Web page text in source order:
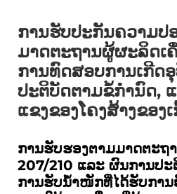
ການຮັບປະກັນຄວາມປ
ມາດຕະຖານຜູ້ຜະລິດເ
ການທົດສອບການເກີດ
ປະຕິບັດຕາມຂໍ້ກຳນົດ,
ແຂງຂອງໂຄງສ້າງຂອງ
ການຮັບຮອງຕາມມາດຕະຖ
207/210 ແລະ ຜົນການປະ
ການຮັບນ້ຳໜັກທີ່ໄດ້ຮັບກາ